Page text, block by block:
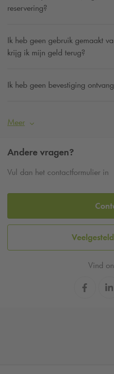
reservering?
Ik heb geen gebruik gemaakt
krijg ik mijn geld terug?
Ik heb geen bevestiging
Meer
Andere vragen?
Vul dan het contactformulier in
Vind